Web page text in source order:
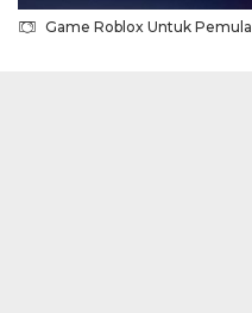
Game Roblox Untuk Pemula